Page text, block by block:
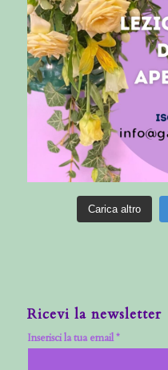
Carica altro
Ricevi la newsletter
Inserisci la tua email *